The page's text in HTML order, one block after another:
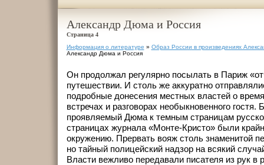
Александр Дюма и Россия
Страница 4
Информация о литературе » Образ России в произведениях
Александр Дюма и Россия
Он продолжал регулярно посылать в Париж
путешествии. И столь же аккуратно
подробные донесения местных властей о
встречах и разговорах необыкновенного гостя.
проявляемый Дюма к темным страницам
страницах журнала «Монте-Кристо» были
окружению. Прервать вояж столь знаменитой
но тайный полицейский надзор на всякий
Власти вежливо передавали писателя из рук в